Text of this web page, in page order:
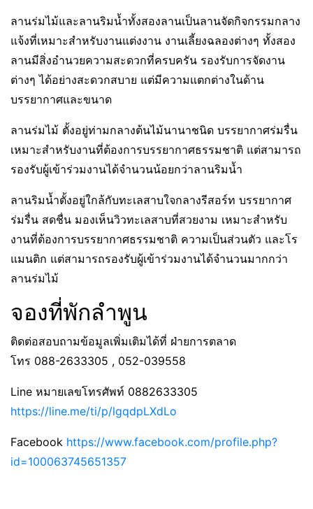
ลานร่มไม้และลานริมน้ำทั้งสองลานเป็นลานจัดกิจกรรมกลาง
แจ้งที่เหมาะสำหรับงานแต่งงาน งานเลี้ยงฉลองต่างๆ ทั้งสอง
ลานมีสิ่งอำนวยความสะดวกที่ครบครัน รองรับการจัดงาน
ต่างๆ ได้อย่างสะดวกสบาย แต่มีความแตกต่างในด้าน
บรรยากาศและขนาด
ลานร่มไม้ ตั้งอยู่ท่ามกลางต้นไม้นานาชนิด บรรยากาศร่มรื่น
เหมาะสำหรับงานที่ต้องการบรรยากาศธรรมชาติ แต่สามารถ
รองรับผู้เข้าร่วมงานได้จำนวนน้อยกว่าลานริมน้ำ
ลานริมน้ำตั้งอยู่ใกล้กับทะเลสาบใจกลางรีสอร์ท บรรยากาศ
ร่มรื่น สดชื่น มองเห็นวิวทะเลสาบที่สวยงาม เหมาะสำหรับ
งานที่ต้องการบรรยากาศธรรมชาติ ความเป็นส่วนตัว และโร
แมนติก แต่สามารถรองรับผู้เข้าร่วมงานได้จำนวนมากกว่า
ลานร่มไม้
จองที่พักลำพูน
ติดต่อสอบถามข้อมูลเพิ่มเติมได้ที่ ฝ่ายการตลาด
โทร 088-2633305 , 052-039558
Line หมายเลขโทรศัพท์ 0882633305
https://line.me/ti/p/lgqdpLXdLo
Facebook https://www.facebook.com/profile.php?
id=100063745651357